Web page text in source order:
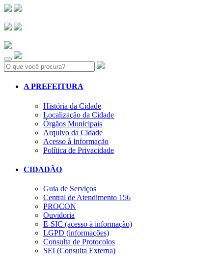
Search:
A PREFEITURA
História da Cidade
Localização da Cidade
Órgãos Municipais
Arquivo da Cidade
Acesso à Informação
Política de Privacidade
CIDADÃO
Guia de Serviços
Central de Atendimento 156
PROCON
Ouvidoria
E-SIC (acesso à informação)
LGPD (informações)
Consulta de Protocolos
SEI (Consulta Externa)